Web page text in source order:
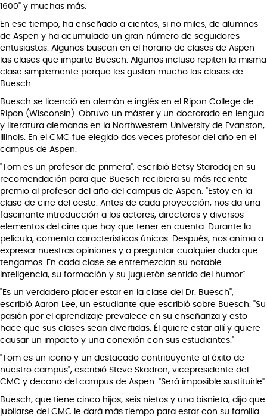
1600" y muchas más.
En ese tiempo, ha enseñado a cientos, si no miles, de alumnos
de Aspen y ha acumulado un gran número de seguidores
entusiastas. Algunos buscan en el horario de clases de Aspen
las clases que imparte Buesch. Algunos incluso repiten la misma
clase simplemente porque les gustan mucho las clases de
Buesch.
Buesch se licenció en alemán e inglés en el Ripon College de
Ripon (Wisconsin). Obtuvo un máster y un doctorado en lengua
y literatura alemanas en la Northwestern University de Evanston,
Illinois. En el CMC fue elegido dos veces profesor del año en el
campus de Aspen.
"Tom es un profesor de primera", escribió Betsy Starodoj en su
recomendación para que Buesch recibiera su más reciente
premio al profesor del año del campus de Aspen. "Estoy en la
clase de cine del oeste. Antes de cada proyección, nos da una
fascinante introducción a los actores, directores y diversos
elementos del cine que hay que tener en cuenta. Durante la
película, comenta características únicas. Después, nos anima a
expresar nuestras opiniones y a preguntar cualquier duda que
tengamos. En cada clase se entremezclan su notable
inteligencia, su formación y su juguetón sentido del humor".
"Es un verdadero placer estar en la clase del Dr. Buesch",
escribió Aaron Lee, un estudiante que escribió sobre Buesch. "Su
pasión por el aprendizaje prevalece en su enseñanza y esto
hace que sus clases sean divertidas. Él quiere estar allí y quiere
causar un impacto y una conexión con sus estudiantes."
"Tom es un icono y un destacado contribuyente al éxito de
nuestro campus", escribió Steve Skadron, vicepresidente del
CMC y decano del campus de Aspen. "Será imposible sustituirle".
Buesch, que tiene cinco hijos, seis nietos y una bisnieta, dijo que
jubilarse del CMC le dará más tiempo para estar con su familia.